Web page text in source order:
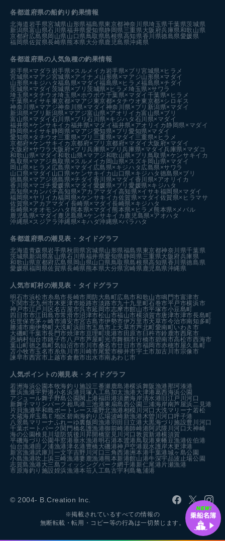
各都道府県の船釣り釣果情報
北海道岩手県宮城県山形県福島県東京都神奈川県埼玉県千葉県茨城県
新潟県富山県石川県福井県愛知県静岡県三重県大阪府兵庫県和歌山県
京都府広島県岡山県山口県鳥取県島根県高知県香川県徳島県愛媛県
福岡県佐賀県長崎県熊本県大分県鹿児島県沖縄県
各都道府県の人気魚種の釣果情報
岩手県×マダラ 岩手県×スルメイカ 岩手県×ブリ宮城県×ヒラメ
宮城県×マアジ宮城県×アイナメ 山形県×マアジ山形県×マダイ
山形県×キジハタ福島県×マダイ福島県×ヒラメ福島県×チダイ
茨城県×マダイ 茨城県×ブリ茨城県×ヒラメ埼玉県×サワラ
埼玉県×タチウオ埼玉県×ホウボウ 千葉県×マダイ 千葉県×ヒラメ
千葉県×イサキ 東京都×マアジ 東京都×タチウオ東京都×シロギス
神奈川県×マアジ神奈川県×マダイ 神奈川県×ブリ 新潟県×マダイ
新潟県×ブリ 新潟県×マアジ富山県×アオリイカ富山県×ブリ
富山県×マダイ 石川県×ブリ石川県×キジハタ 石川県×マダイ
福井県×ケンサキイカ 福井県×マダイ福井県×アオリイカ 静岡県×マダイ
静岡県×イサキ 静岡県×マアジ愛知県×ブリ愛知県×マダイ
愛知県×タチウオ三重県×ブリ 三重県×マダイ 三重県×ヒラメ
京都府×ケンサキイカ 京都府×ブリ 京都府×マダイ 大阪府×マダイ
大阪府×サワラ 大阪府×ブリ兵庫県×ブリ兵庫県×マダイ兵庫県×マダコ
和歌山県×マダイ和歌山県×マアジ和歌山県×ブリ 鳥取県×ケンサキイカ
鳥取県×マアジ鳥取県×スルメイカ 岡山県×スズキ 岡山県×マダイ
岡山県×ヒラメ 広島県×マダイ 広島県×キジハタ 広島県×サワラ
山口県×マダイ 山口県×ケンサキイカ 山口県×キジハタ 徳島県×ブリ
徳島県×マアジ徳島県×チダイ 香川県×マダイ 香川県×アオリイカ
香川県×マゴチ愛媛県×マダイ 愛媛県×ブリ愛媛県×キジハタ
高知県×カンパチ高知県×アカアマダイ 高知県×イサキ福岡県×マダイ
福岡県×ヤリイカ福岡県×ケンサキイカ 佐賀県×マダイ 佐賀県×ヒラマサ
佐賀県×アカアマダイ 長崎県×マダイ長崎県×キジハタ
長崎県×オオモンハタ 熊本県×マダイ 熊本県×ヒラメ 熊本県×メバル
鹿児島県×マダイ 鹿児島県×ケンサキイカ 鹿児島県×アオハタ
沖縄県×スジアラ沖縄県×キハダ沖縄県×バラハタ
各都道府県の潮見表 ・タイドグラフ
北海道青森県岩手県秋田県宮城県山形県福島県東京都神奈川県千葉県
茨城県新潟県富山県石川県福井県愛知県静岡県三重県大阪府兵庫県
和歌山県京都府広島県 岡山県山口県鳥取県島根県高知県香川県徳島県
愛媛県福岡県佐賀県長崎県熊本県大分県宮崎県鹿児島県沖縄県
人気市町村の潮見表・タイドグラフ
明石市浜松市糸島市長崎市周防大島町広島市和歌山市鳴門市富津市
下関市北九州市木更津市姫路市淡路市九十九里町石巻市平戸市横浜市
神戸市江戸川区 名古屋市呉市延岡市志摩市館山市平塚市小豆島町
四日市市江田島市常滑市沼津市松山市福山市横須賀市唐津市津市長島町
佐世保市茅ヶ崎市浦安市宮古島市伊勢市伊万里市天草市今治市南知多町
勝浦市南伊勢町大洗町浜田市五島市 上天草市芦北町愛南町いわき市
大磯町千葉市長門市焼津市亘理町境港市 田原市 臼杵市鈴鹿市西尾市
恩納村仙台市銚子市八戸市芦屋町光市舞鶴市行橋市碧南市高松市西海市
葉山町徳之島町気仙沼市市川市桑名市廿日市市福岡市赤穂市屋久島町
苫小牧市玉名市糸魚川市川崎市尾鷲市柳井市宇土市加古川市宗像市
諫早市西宮市 上越市倉敷市出水市南あわじ市
人気ポイントの潮見表・タイドグラフ
若洲海浜公園本牧海釣り施設三番瀬 鹿島港横浜舞阪漁港 那珂湊港
豊浜漁港宇野港小名浜港 貝塚人工島 加太漁港 大津港葛西海浜公園
アジュール舞子野島公園 閖上港福田港須磨海岸清水港 旧江戸川河口
新舞子マリンパーク 相馬港 三池港東扇島西公園 三浦海岸南芦屋浜二見港
片貝漁港平和島ボートレース場野北漁港相模川河口 大洗マリーナ若松
大蔵海岸玉島Ｅ地区 碧南海釣り広場波崎新漁港木曽川河口 呼子港
八景島マリーナふれーゆ裏飯岡漁港羽田 日立港 大黒海づり施設豊川河口
千葉ポートパーク 関門橋名護漁港御前崎港師崎港 阿武隈川河口 天神崎
海の公園検見川堤防筑後川昇開橋室見川河口敦賀新港横須賀
平磯海づり公園 牛窓港垂水漁港 明石港本渡港鳥取港 東幡豆漁港佐伯港
仙台漁港 田ノ浦漁港津名港 豊橋 大磯港神戸空港親水護岸木更津港
新宮漁港武庫川一文字吉野川河口 三角西港洲本港千葉港城ヶ島公園
小島漁港吹上浜三崎漁港妻鹿漁港熊本新港館山港牛深宇品波止場公園
志賀島漁港 大三島フィッシングパーク網干港 新仁尾港 片瀬漁港
市原海釣り施設姪浜漁港本荘人工島古宇利島亀浦港
© 2004- B.Creation Inc.
※掲載されているすべての情報の
無断転載・転用・コピー等の行為は一切禁じます。